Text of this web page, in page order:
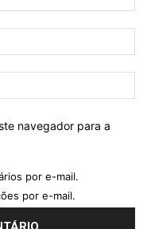
navegador para a
por e-mail.
por e-mail.